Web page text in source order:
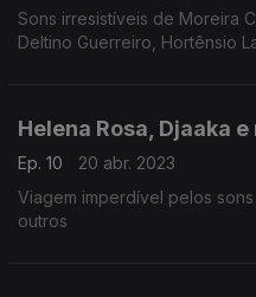
Sons irresistíveis de Moreira
Deltino Guerreiro, Hortênsio
Helena Rosa, Djaaka
Ep. 10
20 abr. 2023
Viagem imperdível pelos
outros